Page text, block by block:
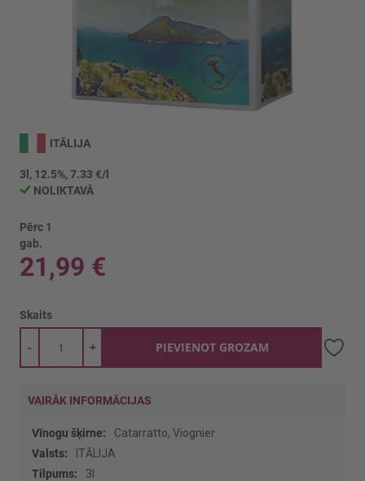
galerijas
sākumu
ITĀLIJA
3l, 12.5%, 7.33 €/l
NOLIKTAVĀ
Pērc 1
gab.
21,99 €
Skaits
+
- PIEVIENOT GROZAM
VAIRĀK INFORMĀCIJAS
Vairāk
informācijas
Catarratto, Viognier
ITĀLIJA
3l